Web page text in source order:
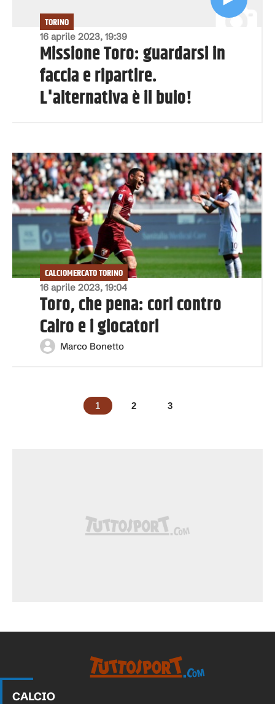
16 aprile 2023, 19:39
TORINO
Missione Toro: guardarsi in
faccia e ripartire.
L'alternativa è il buio!
16 aprile 2023, 19:04
CALCIOMERCATO TORINO
Toro, che pena: cori contro
Cairo e i giocatori
Marco Bonetto
1 2 3
CALCIO